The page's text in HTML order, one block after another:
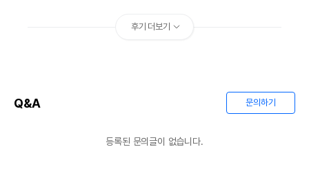
후기 더보기
Q&A 문의하기
등록된 문의글이 없습니다.